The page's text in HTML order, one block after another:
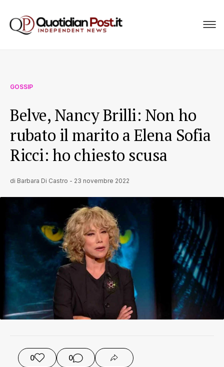
GOSSIP
Belve, Nancy Brilli: Non ho
rubato il marito a Elena Sofia
Ricci: ho chiesto scusa
di Barbara Di Castro - 23 novembre 2022
0 0